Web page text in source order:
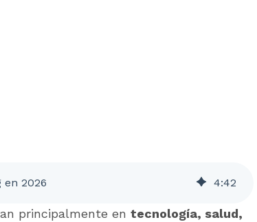
en 2026 4:42
principalmente en tecnología, salud,